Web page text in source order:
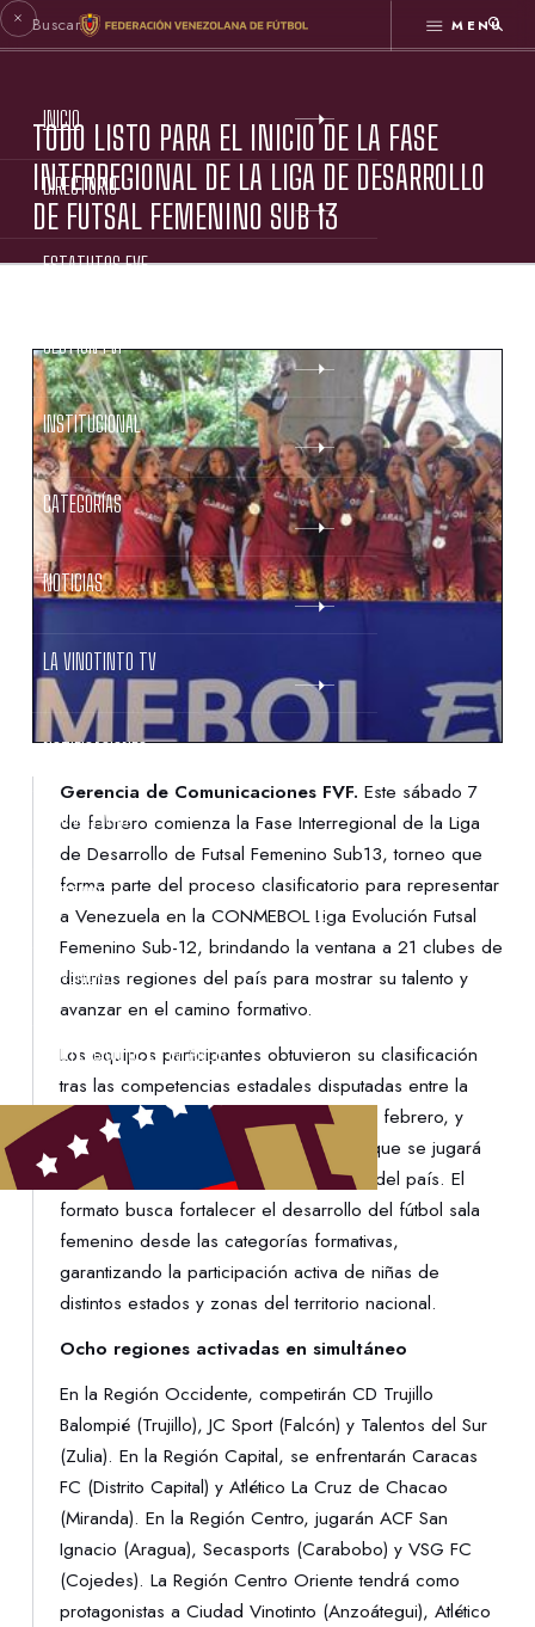
MENÚ
INICIO
DIRECTORIO
ESTATUTOS FVF
GESTIÓN FVF
INSTITUCIONAL
CATEGORÍAS
NOTICIAS
LA VINOTINTO TV
NOTIFICACIONES
NORMATIVAS
CONTACTO
DENUNCIAS
PROTECCIÓN DE LA INFANCIA
TODO LISTO PARA EL INICIO DE LA FASE
INTERREGIONAL DE LA LIGA DE DESARROLLO
DE FUTSAL FEMENINO SUB 13
Gerencia de Comunicaciones FVF. Este sábado 7
de febrero comienza la Fase Interregional de la Liga
de Desarrollo de Futsal Femenino Sub13, torneo que
forma parte del proceso clasificatorio para representar
a Venezuela en la CONMEBOL Liga Evolución Futsal
Femenino Sub-12, brindando la ventana a 21 clubes de
distintas regiones del país para mostrar su talento y
avanzar en el camino formativo.
Los equipos participantes obtuvieron su clasificación
tras las competencias estadales disputadas entre la
última semana de enero y la primera de febrero, y
ahora se medirán en una nueva etapa que se jugará
de forma simultánea en ocho regiones del país. El
formato busca fortalecer el desarrollo del fútbol sala
femenino desde las categorías formativas,
garantizando la participación activa de niñas de
distintos estados y zonas del territorio nacional.
Ocho regiones activadas en simultáneo
En la Región Occidente, competirán CD Trujillo
Balompié (Trujillo), JC Sport (Falcón) y Talentos del Sur
(Zulia). En la Región Capital, se enfrentarán Caracas
FC (Distrito Capital) y Atlético La Cruz de Chacao
(Miranda). En la Región Centro, jugarán ACF San
Ignacio (Aragua), Secasports (Carabobo) y VSG FC
(Cojedes). La Región Centro Oriente tendrá como
protagonistas a Ciudad Vinotinto (Anzoátegui), Atlético